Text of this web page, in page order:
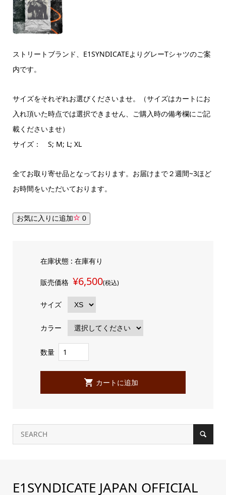
ストリートブランド、E1SYNDICATEよりグレーTシャツのご案
内です。
サイズをそれぞれお選びくださいませ。（サイズはカートにお
入れ頂いた時点では選択できません、ご購入時の備考欄にご記
載くださいませ）
サイズ： S; M; L; XL
全てお取り寄せ品となっております。お届けまで２週間~3ほど
お時間をいただいております。
お気に入りに追加 0
在庫状態 : 在庫有り
販売価格 ¥6,500(税込)
サイズ
カラー
数量
E1SYNDICATE JAPAN OFFICIAL